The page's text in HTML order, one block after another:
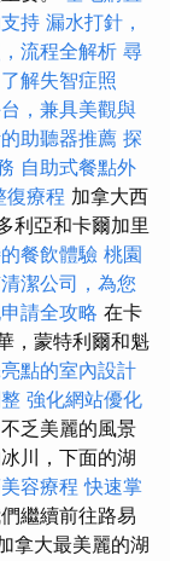
持 漏水打針，
流程全解析 尋
了解失智症照
，兼具美觀與
助聽器推薦 探
自助式餐點外
復療程 加拿大西
利亞和卡爾加里
餐飲體驗 桃園
潔公司，為您
請全攻略 在卡
，蒙特利爾和魁
點的室內設計
強化網站優化
乏美麗的風景
川，下面的湖
容療程 快速掌
繼續前往路易
拿大最美麗的湖